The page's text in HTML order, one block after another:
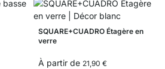
SQUARE+CUADRO Étagère en
verre
À partir de 21,90 €